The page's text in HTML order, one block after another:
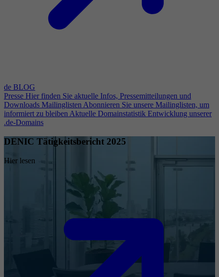
de BLOG
Presse Hier finden Sie aktuelle Infos, Pressemitteilungen und
Downloads Mailinglisten Abonnieren Sie unsere Mailinglisten, um
informiert zu bleiben Aktuelle Domainstatistik Entwicklung unserer
.de-Domains
DENIC Tätigkeitsbericht 2025
Hier lesen